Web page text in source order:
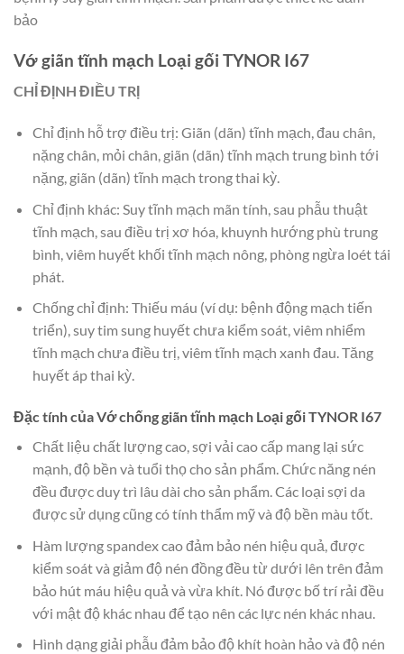
bảo
Vớ giãn tĩnh mạch Loại gối TYNOR I67
CHỈ ĐỊNH ĐIỀU TRỊ
Chỉ định hỗ trợ điều trị: Giãn (dãn) tĩnh mạch, đau chân,
nặng chân, mỏi chân, giãn (dãn) tĩnh mạch trung bình tới
nặng, giãn (dãn) tĩnh mạch trong thai kỳ.
Chỉ định khác: Suy tĩnh mạch mãn tính, sau phẫu thuật
tĩnh mạch, sau điều trị xơ hóa, khuynh hướng phù trung
bình, viêm huyết khối tĩnh mạch nông, phòng ngừa loét tái
phát.
Chống chỉ định: Thiếu máu (ví dụ: bệnh động mạch tiến
triển), suy tim sung huyết chưa kiểm soát, viêm nhiểm
tĩnh mạch chưa điều trị, viêm tĩnh mạch xanh đau. Tăng
huyết áp thai kỳ.
Đặc tính của Vớ chống giãn tĩnh mạch Loại gối TYNOR I67
Chất liệu chất lượng cao, sợi vải cao cấp mang lại sức
mạnh, độ bền và tuổi thọ cho sản phẩm. Chức năng nén
đều được duy trì lâu dài cho sản phẩm. Các loại sợi da
được sử dụng cũng có tính thẩm mỹ và độ bền màu tốt.
Hàm lượng spandex cao đảm bảo nén hiệu quả, được
kiểm soát và giảm độ nén đồng đều từ dưới lên trên đảm
bảo hút máu hiệu quả và vừa khít. Nó được bố trí rải đều
với mật độ khác nhau để tạo nên các lực nén khác nhau.
Hình dạng giải phẫu đảm bảo độ khít hoàn hảo và độ nén